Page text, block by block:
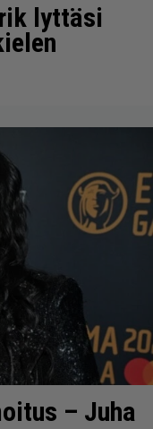
lyttäsi
– Juha